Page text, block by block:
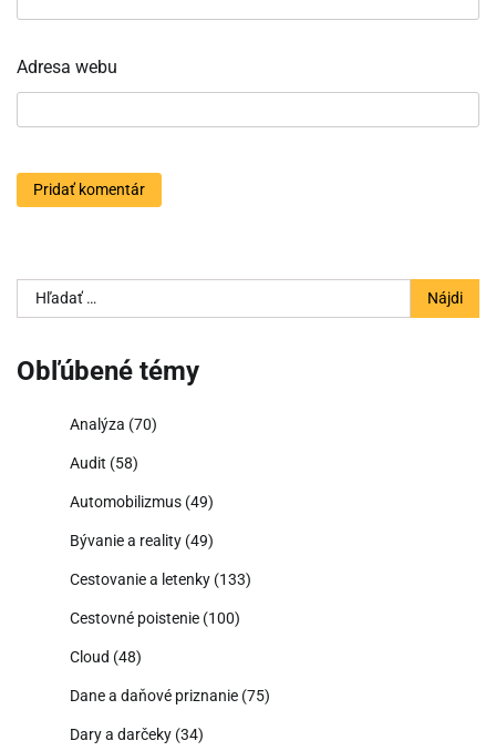
Adresa webu
Hľadať:
Obľúbené témy
Analýza (70)
Audit (58)
Automobilizmus (49)
Bývanie a reality (49)
Cestovanie a letenky (133)
Cestovné poistenie (100)
Cloud (48)
Dane a daňové priznanie (75)
Dary a darčeky (34)